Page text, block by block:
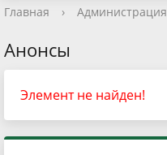
Главная › Администрация
Анонсы
Элемент не найден!